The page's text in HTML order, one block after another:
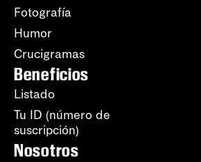
Fotografía
Humor
Crucigramas
Beneficios
Listado
Tu ID (número de
suscripción)
Nosotros